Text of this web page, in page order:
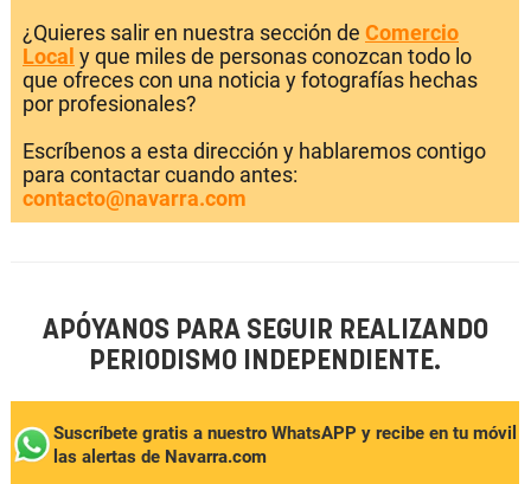
¿Quieres salir en nuestra sección de Comercio
Local y que miles de personas conozcan todo lo
que ofreces con una noticia y fotografías hechas
por profesionales?
Escríbenos a esta dirección y hablaremos contigo
para contactar cuando antes:
contacto@navarra.com
APÓYANOS PARA SEGUIR REALIZANDO
PERIODISMO INDEPENDIENTE.
Suscríbete gratis a nuestro WhatsAPP y recibe en tu móvil
las alertas de Navarra.com